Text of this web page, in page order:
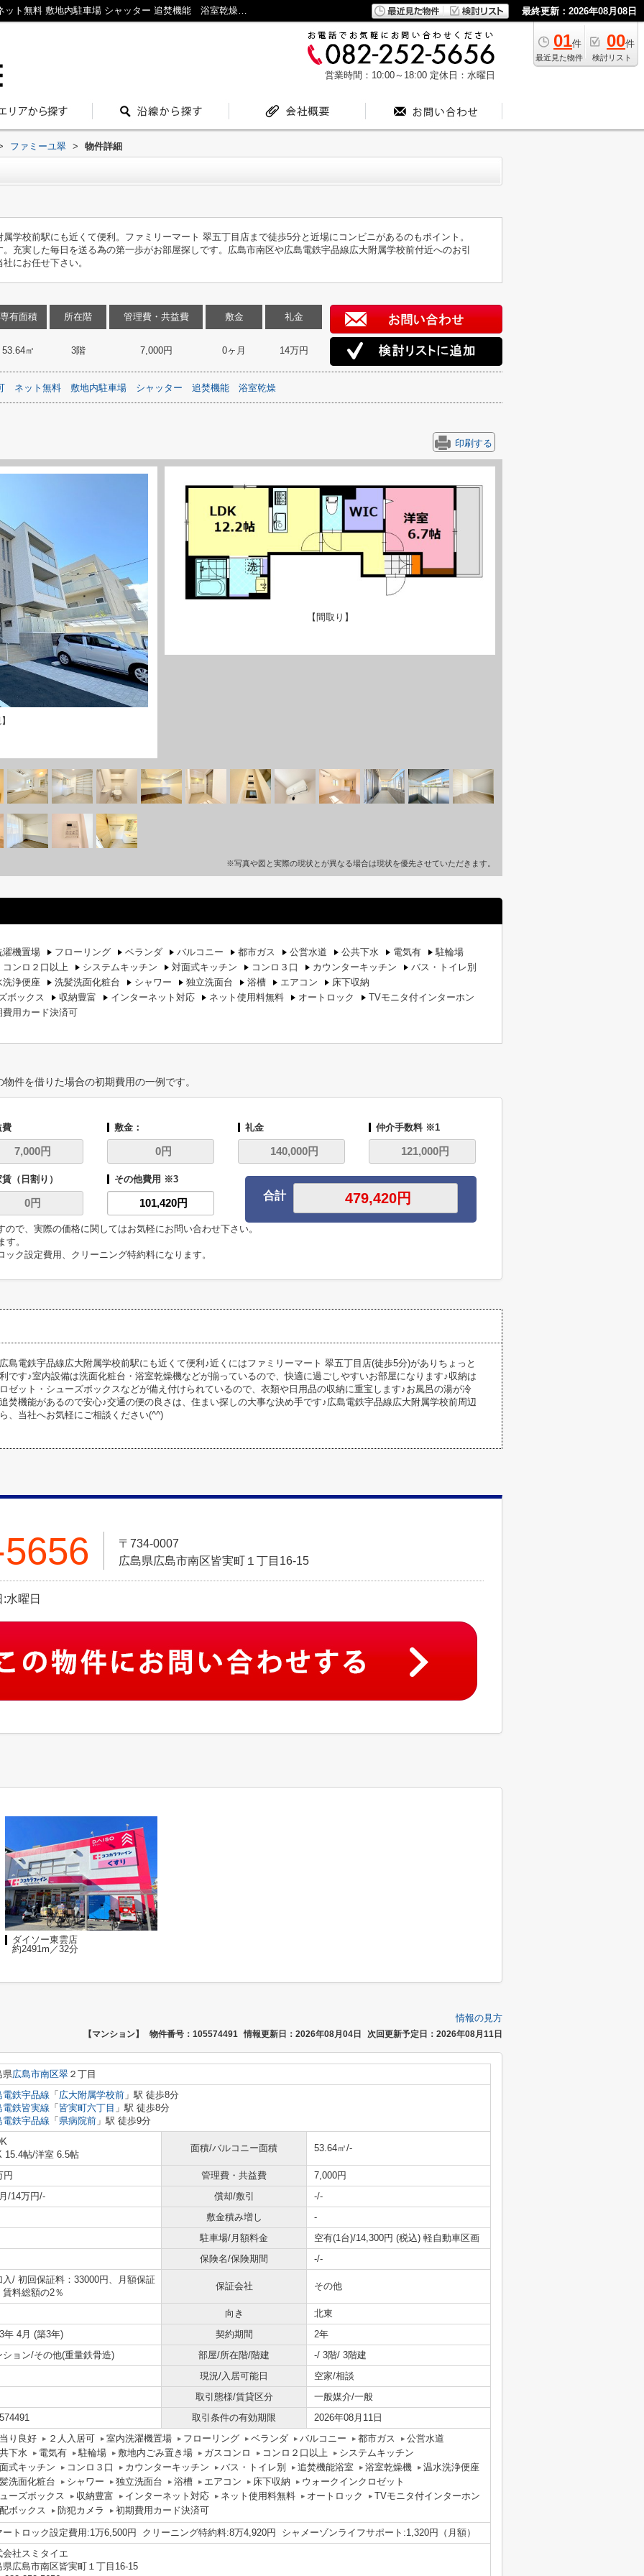
ファミーユ翠｜IT重説 対応物件 即入居可 ネット無料 敷地内駐車場 シャッター 追焚機能 浴室乾燥｜広島市の賃貸｜スミタイエ 最終更新：2026年08月08日
01件
最近見た物件
00件
検討リスト
営業時間：10:00～18:00 定休日：水曜日
ファミーユ翠 > 物件詳細
学校前駅にも近くて便利。ファミリーマート 翠五丁目店まで徒歩5分と近場にコンビニがあるのもポイント。
充実した毎日を送る為の第一歩がお部屋探しです。広島市南区や広島電鉄宇品線広大附属学校前付近へのお引
にお任せ下さい。
専有面積
53.64㎡
所在階
3階
管理費・共益費
7,000円
敷金
0ヶ月
礼金
14万円
ネット無料 敷地内駐車場 シャッター 追焚機能 浴室乾燥
印刷する
【間取り】
※写真や図と実際の現状とが異なる場合は現状を優先させていただきます。
濯機置場 フローリング ベランダ バルコニー 都市ガス 公営水道 公共下水 電気有
駐輪場
コンロ２口以上
システムキッチン 対面式キッチン コンロ３口 カウンターキッチン
バス・トイレ別
洗浄便座
洗髪洗面化粧台 シャワー 独立洗面台 浴槽 エアコン
床下収納
ボックス
収納豊富 インターネット対応 ネット使用料無料 オートロック
TVモニタ付インターホン
費用カード決済可
物件を借りた場合の初期費用の一例です。
費 敷金： 礼金 仲介手数料 ※1
（日割り） その他費用 ※3
合計
で、実際の価格に関してはお気軽にお問い合わせ下さい。
。
ク設定費用、クリーニング特約料になります。
島電鉄宇品線広大附属学校前駅にも近くて便利♪近くにはファミリーマート 翠五丁目店(徒歩5分)がありちょっと
です♪室内設備は洗面化粧台・浴室乾燥機などが揃っているので、快適に過ごしやすいお部屋になります♪収納は
ゼット・シューズボックスなどが備え付けられているので、衣類や日用品の収納に重宝します♪お風呂の湯が冷
焚機能があるので安心♪交通の便の良さは、住まい探しの大事な決め手です♪広島電鉄宇品線広大附属学校前周辺
、当社へお気軽にご相談ください(^^)
〒734-0007
広島県広島市南区皆実町１丁目16-15
水曜日
ダイソー東雲店
約2491m／32分
情報の見方
【マンション】 物件番号：105574491 情報更新日：2026年08月04日 次回更新予定日：2026年08月11日
県広島市南区翠 ２丁目
電鉄宇品線 「 広大附属学校前 」駅 徒歩8分
電鉄皆実線 「 皆実町六丁目 」駅 徒歩8分
電鉄宇品線 「 県病院前 」駅 徒歩9分
15.4帖/洋室 6.5帖
面積/バルコニー面積 53.64㎡/-
円 管理費・共益費
7,000円
/14万円/-
償却/敷引
-/-
敷金積み増し
-
駐車場/月額料金
空有(1台)/14,300円 (税込) 軽自動車区画
保険名/保険期間
-/-
入/ 初回保証料：33000円、月額保証
賃料総額の2％
保証会社 その他
向き
北東
年 4月 (築3年)
契約期間
2年
ション/その他(重量鉄骨造)
部屋/所在階/階建
-/ 3階/ 3階建
現況/入居可能日
空家/相談
取引態様/賃貸区分
一般媒介/一般
取引条件の有効期限
2026年08月11日
り良好
２人入居可 室内洗濯機置場 フローリング ベランダ バルコニー 都市ガス
公営水道
下水
電気有 駐輪場 敷地内ごみ置き場 ガスコンロ コンロ２口以上
システムキッチン
式キッチン
コンロ３口 カウンターキッチン バス・トイレ別 追焚機能浴室 浴室乾燥機
温水洗浄便座
洗面化粧台
シャワー 独立洗面台 浴槽 エアコン 床下収納
ウォークインクロゼット
ーズボックス
収納豊富 インターネット対応 ネット使用料無料 オートロック
TVモニタ付インターホン
ボックス
防犯カメラ 初期費用カード決済可
ートロック設定費用:1万6,500円 クリーニング特約料:8万4,920円 シャメーゾンライフサポート:1,320円（月額）
会社スミタイエ
県広島市南区皆実町１丁目16-15